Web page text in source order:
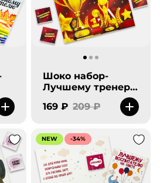
Шоко набор-
Лучшему тренеру.
спасибо!
169 ₽ 209 ₽
NEW -34%